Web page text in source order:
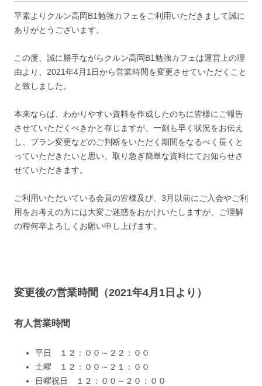
平素よりクルン高岡B1勉強カフェをご利用いただきまして誠に
ありがとうございます。
この度、誠に勝手ながらクルン高岡B1勉強カフェは運営上の理
由より、2021年4月1日から営業時間を変更させていただくこと
と致しました。
本来ならば、わかりやすい資料を作成したのちに皆様にご報告
させていただくべきかと存じますが、一刻も早く状況をお伝え
し、プラン変更などのご判断をいただく期間をなるべく長くと
っていただきたいと思い、取り急ぎ簡単な資料にてお知らせさ
せていただきます。
ご利用いただいている会員の皆様及び、3月以前にご入会やご利
用をお考えの方には大変ご迷惑をおかけいたしますが、ご理解
の程何卒よろしくお願い申し上げます。
変更後の営業時間（2021年4月1日より）
有人営業時間
平日 １２：００～２２：００
土曜 １２：００～２１：００
日曜祝日 １２：００～２０：００